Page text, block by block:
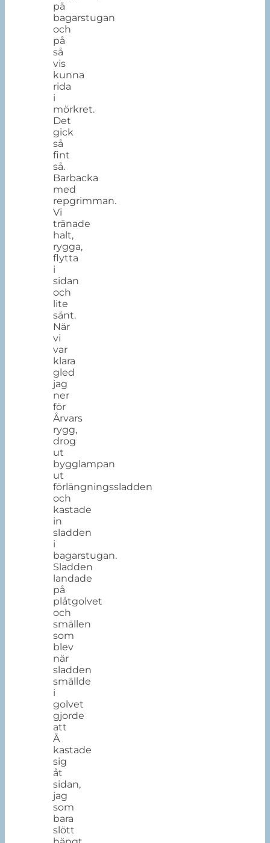
på
bagarstugan
och
på
så
vis
kunna
rida
i
mörkret.
Det
gick
så
fint
så.
Barbacka
med
repgrimman.
Vi
tränade
halt,
rygga,
flytta
i
sidan
och
lite
sånt.
När
vi
var
klara
gled
jag
ner
för
Årvars
rygg,
drog
ut
bygglampan
ut
förlängningssladden
och
kastade
in
sladden
i
bagarstugan.
Sladden
landade
på
plåtgolvet
och
smällen
som
blev
när
sladden
smällde
i
golvet
gjorde
att
Å
kastade
sig
åt
sidan,
jag
som
bara
slött